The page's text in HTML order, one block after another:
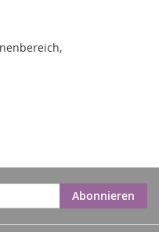
Abonnieren